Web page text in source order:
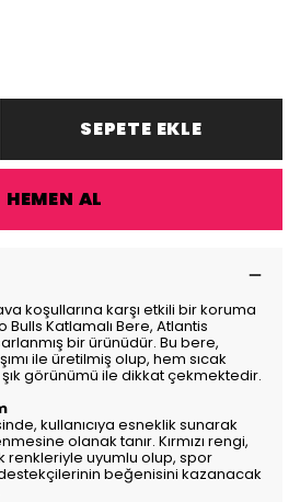
SEPETE EKLE
HEMEN AL
koşullarına karşı etkili bir koruma
Katlamalı Bere, Atlantis
bir ürünüdür. Bu bere,
ile üretilmiş olup, hem sıcak
görünümü ile dikkat çekmektedir.
kullanıcıya esneklik sunarak
olanak tanır. Kırmızı rengi,
renkleriyle uyumlu olup, spor
destekçilerinin beğenisini kazanacak